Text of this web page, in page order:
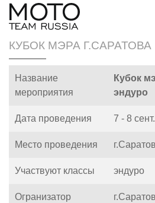
КУБОК МЭРА
Название
мероприятия
Кубок
эндуро
Дата проведения 7 - 8
Место проведения г.Саратов
Участвуют классы эндуро
Огранизатор г.Саратов